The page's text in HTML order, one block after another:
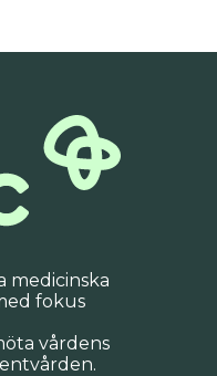
medicinska
fokus
vårdens